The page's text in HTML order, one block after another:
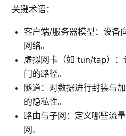
关键术语：
客户端/服务器模型：设备
网络。
虚拟网卡（如 tun/tap）：
门的路径。
隧道：对数据进行封装与
的隐私性。
路由与子网：定义哪些流
网。